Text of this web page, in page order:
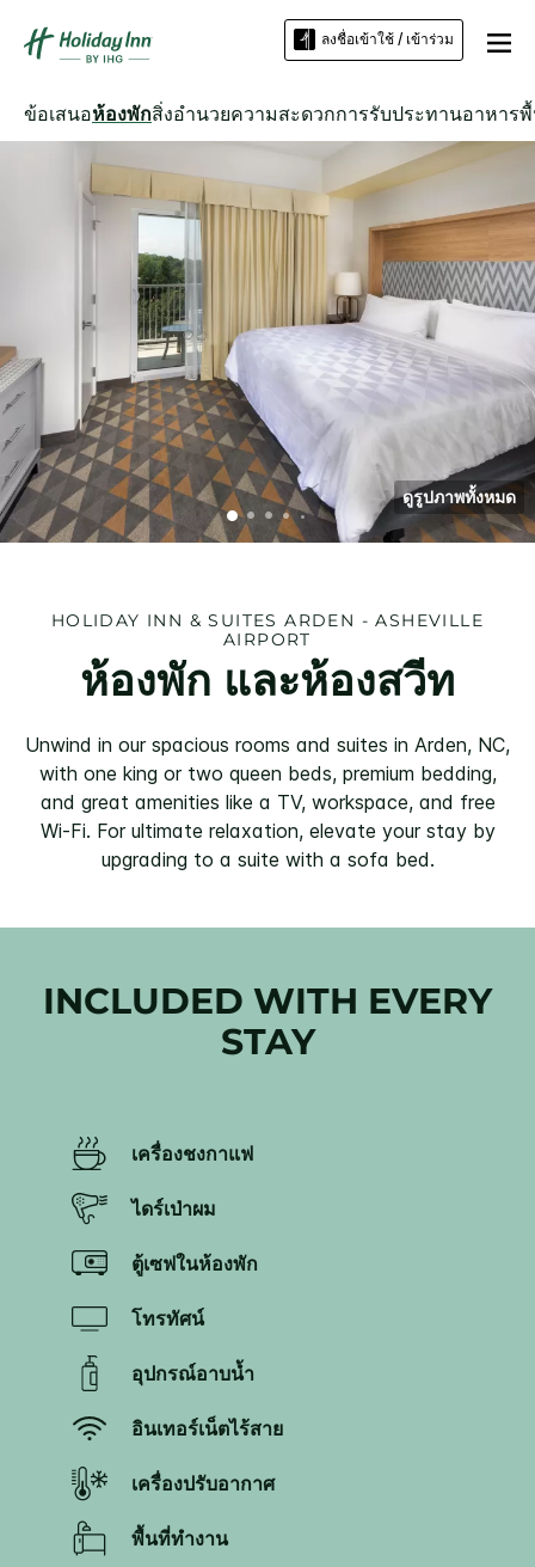
ลงชื่อเข้าใช้ / เข้าร่วม
ข้อเสนอห้องพักสิ่งอำนวยความสะดวกการรับประทานอาหาร
ดูรูปภาพทั้งหมด
HOLIDAY INN & SUITES ARDEN - ASHEVILLE
AIRPORT
ห้องพัก และห้องสวีท
Unwind in our spacious rooms and suites in Arden, NC,
with one king or two queen beds, premium bedding,
and great amenities like a TV, workspace, and free
Wi-Fi. For ultimate relaxation, elevate your stay by
upgrading to a suite with a sofa bed.
INCLUDED WITH EVERY
STAY
เครื่องชงกาแฟ
ไดร์เป่าผม
ตู้เซฟในห้องพัก
โทรทัศน์
อุปกรณ์อาบน้ำ
อินเทอร์เน็ตไร้สาย
เครื่องปรับอากาศ
พื้นที่ทำงาน